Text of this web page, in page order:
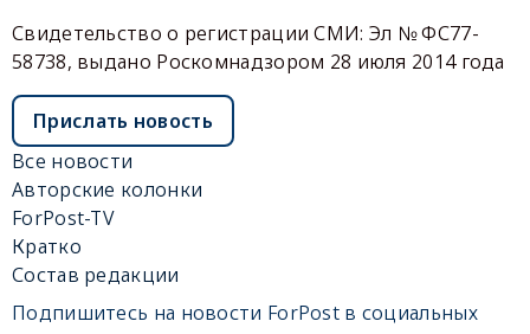
Свидетельство о регистрации СМИ: Эл № ФС77-
58738, выдано Роскомнадзором 28 июля 2014 года
Прислать новость
Все новости
Авторские колонки
ForPost-TV
Кратко
Состав редакции
Подпишитесь на новости ForPost в социальных